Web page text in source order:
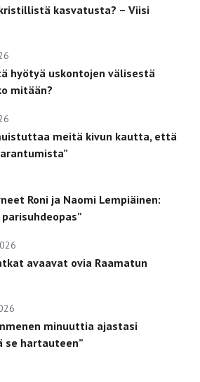
kasvatusta? – Viisi
hyötyä uskontojen välisestä
mitään?
meitä kivun kautta, että
Roni ja Naomi Lempiäinen:
avaavat ovia Raamatun
minuuttia ajastasi
se hartauteen”